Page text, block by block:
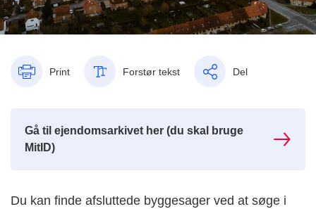
Print Forstør tekst Del
Gå til ejendomsarkivet her (du skal bruge
MitID)
Du kan finde afsluttede byggesager ved at søge i